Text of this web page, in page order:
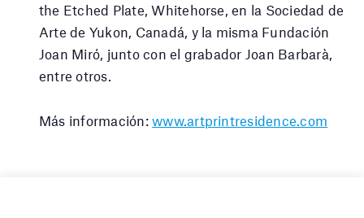
the Etched Plate, Whitehorse, en la Sociedad de
Arte de Yukon, Canadá, y la misma Fundación
Joan Miró, junto con el grabador Joan Barbarà,
entre otros.
Más información:www.artprintresidence.com